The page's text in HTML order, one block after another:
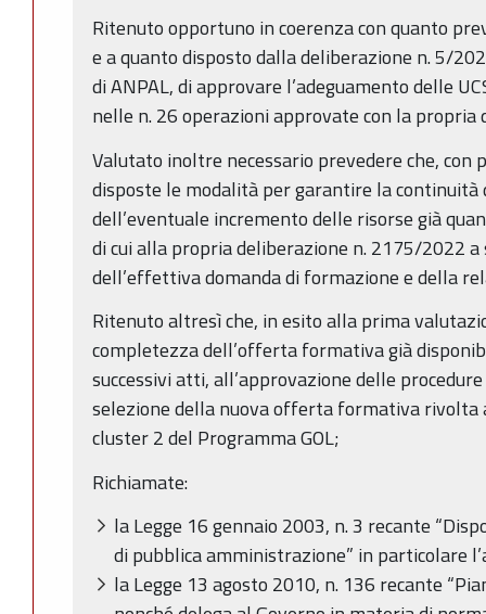
Ritenuto opportuno in coerenza con quanto
e a quanto disposto dalla deliberazione n. 5/
di ANPAL, di approvare l’adeguamento delle
nelle n. 26 operazioni approvate con la
Valutato inoltre necessario prevedere che, con
disposte le modalità per garantire la
dell’eventuale incremento delle risorse già
di cui alla propria deliberazione n. 2175/2022
dell’effettiva domanda di formazione e della
Ritenuto altresì che, in esito alla prima
completezza dell’offerta formativa già
successivi atti, all’approvazione delle
selezione della nuova offerta formativa rivolta
cluster 2 del Programma GOL;
Richiamate:
la Legge 16 gennaio 2003, n. 3 recante
di pubblica amministrazione” in particolare
la Legge 13 agosto 2010, n. 136 recante